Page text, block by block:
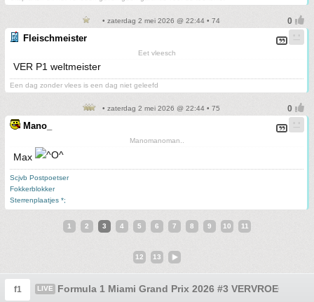
• zaterdag 2 mei 2026 @ 22:44 • 74
Fleischmeister
Eet vleesch
VER P1 weltmeister
Een dag zonder vlees is een dag niet geleefd
• zaterdag 2 mei 2026 @ 22:44 • 75
Mano_
Manomanoman..
Max
Scjvb Postpoetser
Fokkerblokker
Sterrenplaatjes *;
1 2 3 4 5 6 7 8 9 10 11
12 13
f1 LIVE Formula 1 Miami Grand Prix 2026 #3 VERVROEGD!!!!!